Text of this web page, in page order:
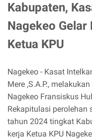
Kabupaten,
Nagekeo Gelar
Ketua KPU
Nagekeo - Kasat
Mere ,S.A.P.,
Nagekeo Fransiskus
Rekapitulasi perolehan
tahun 2024 tingkat
kerja Ketua KPU